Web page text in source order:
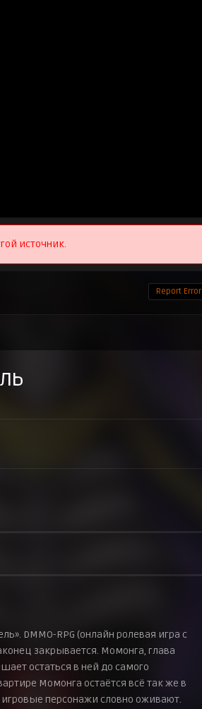
источник.
Report Error
DMMO-RPG (онлайн ролевая игра с
закрывается. Момонга, глава
остаться в ней до самого
Момонга остаётся всё так же в
персонажи словно оживают.